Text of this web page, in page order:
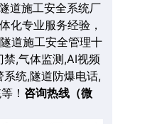
道施工安全系统厂
化专业服务经验，
道施工安全管理十
,气体监测,AI视频
统,隧道防爆电话,
！ 咨询热线（微